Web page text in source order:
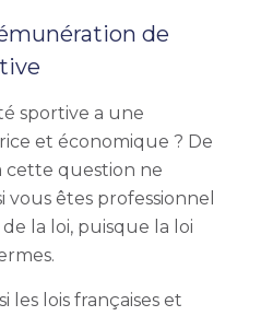
de
sportive a une
et économique ? De
cette question ne
vous êtes professionnel
la loi, puisque la loi
les lois françaises et